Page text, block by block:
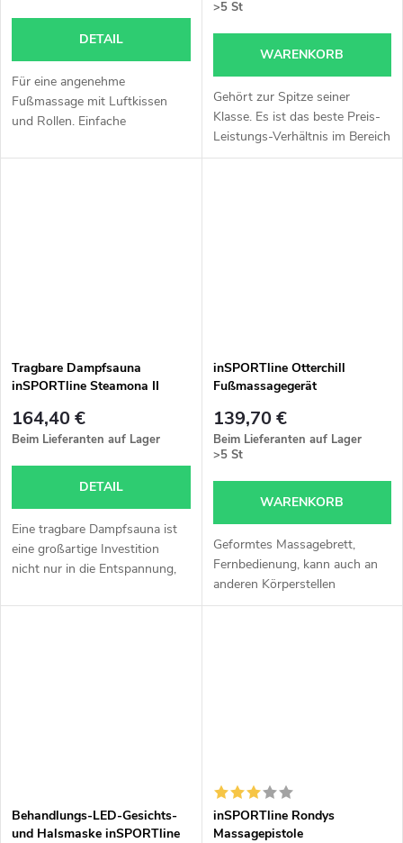
DETAIL
Für eine angenehme
Fußmassage mit Luftkissen
und Rollen. Einfache
Heizung.
>5 St
WARENKORB
Gehört zur Spitze seiner
Klasse. Es ist das beste Preis-
Leistungs-Verhältnis im Bereich
Massagebetten. Weitere
Tragbare Dampfsauna
inSPORTline Steamona II
164,40 €
Beim Lieferanten auf Lager
DETAIL
Eine tragbare Dampfsauna ist
eine großartige Investition
nicht nur in die Entspannung,
Gesundheit. Die Möglichkeit,
inSPORTline Otterchill
Fußmassagegerät
139,70 €
Beim Lieferanten auf Lager
>5 St
WARENKORB
Geformtes Massagebrett,
Fernbedienung, kann auch an
anderen Körperstellen
verwendet werden.
Behandlungs-LED-Gesichts-
und Halsmaske inSPORTline
inSPORTline Rondys
Massagepistole